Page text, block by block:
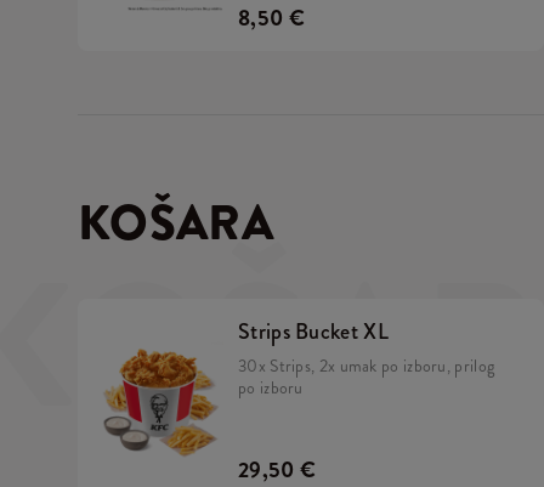
8,50 €
KOŠARA
Strips Bucket XL
30x Strips, 2x umak po izboru, prilog
po izboru
29,50 €